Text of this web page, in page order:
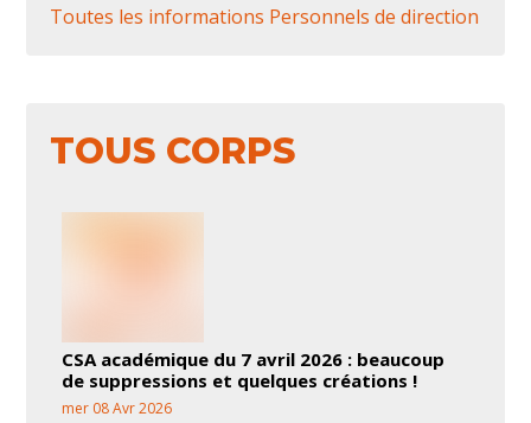
Toutes les informations Personnels de direction
TOUS CORPS
CSA académique du 7 avril 2026 : beaucoup
de suppressions et quelques créations !
mer 08 Avr 2026